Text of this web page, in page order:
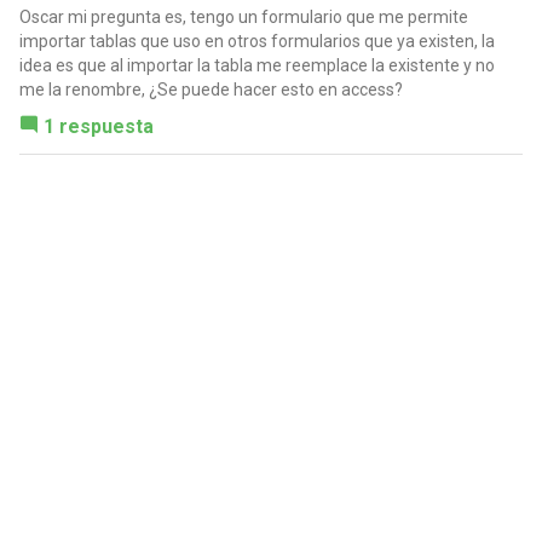
Oscar mi pregunta es, tengo un formulario que me permite
importar tablas que uso en otros formularios que ya existen, la
idea es que al importar la tabla me reemplace la existente y no
me la renombre, ¿Se puede hacer esto en access?
1 respuesta